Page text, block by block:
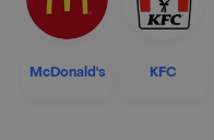
McDonald's KFC